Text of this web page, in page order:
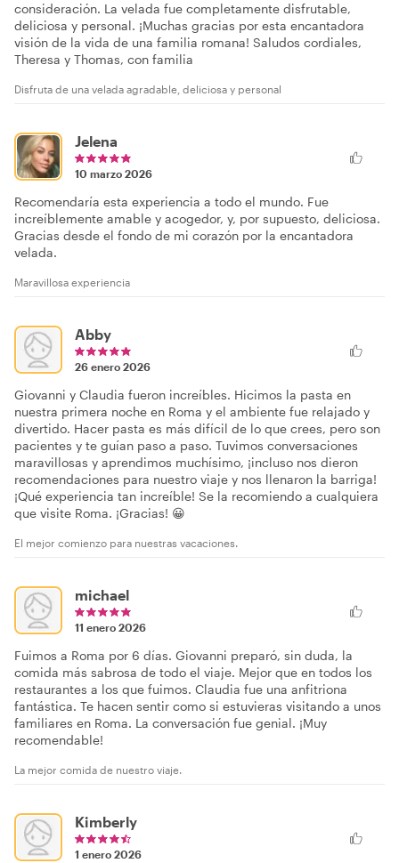
consideración. La velada fue completamente disfrutable,
deliciosa y personal. ¡Muchas gracias por esta encantadora
visión de la vida de una familia romana! Saludos cordiales,
Theresa y Thomas, con familia
Disfruta de una velada agradable, deliciosa y personal
Jelena
10 marzo 2026
Recomendaría esta experiencia a todo el mundo. Fue
increíblemente amable y acogedor, y, por supuesto, deliciosa.
Gracias desde el fondo de mi corazón por la encantadora
velada.
Maravillosa experiencia
Abby
26 enero 2026
Giovanni y Claudia fueron increíbles. Hicimos la pasta en
nuestra primera noche en Roma y el ambiente fue relajado y
divertido. Hacer pasta es más difícil de lo que crees, pero son
pacientes y te guían paso a paso. Tuvimos conversaciones
maravillosas y aprendimos muchísimo, ¡incluso nos dieron
recomendaciones para nuestro viaje y nos llenaron la barriga!
¡Qué experiencia tan increíble! Se la recomiendo a cualquiera
que visite Roma. ¡Gracias! 😀
El mejor comienzo para nuestras vacaciones.
michael
11 enero 2026
Fuimos a Roma por 6 días. Giovanni preparó, sin duda, la
comida más sabrosa de todo el viaje. Mejor que en todos los
restaurantes a los que fuimos. Claudia fue una anfitriona
fantástica. Te hacen sentir como si estuvieras visitando a unos
familiares en Roma. La conversación fue genial. ¡Muy
recomendable!
La mejor comida de nuestro viaje.
Kimberly
1 enero 2026